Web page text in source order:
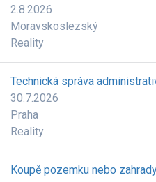
2.8.2026
Moravskoslezský
Reality
Technická správa
30.7.2026
Praha
Reality
Koupě pozemku nebo